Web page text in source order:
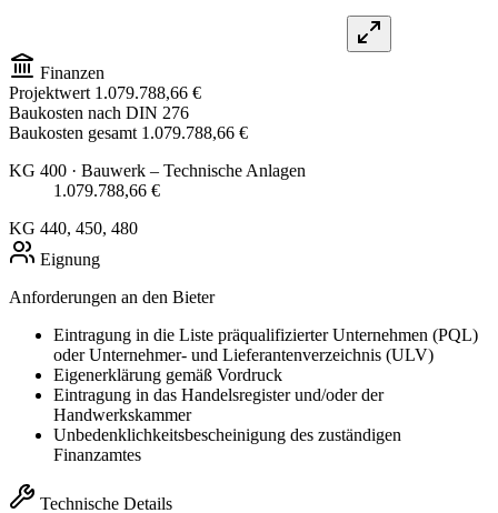
Finanzen
Projektwert 1.079.788,66 €
Baukosten nach DIN 276
Baukosten gesamt 1.079.788,66 €
KG 400 · Bauwerk – Technische Anlagen
1.079.788,66 €
KG 440, 450, 480
Eignung
Anforderungen an den Bieter
Eintragung in die Liste präqualifizierter Unternehmen (PQL)
oder Unternehmer- und Lieferantenverzeichnis (ULV)
Eigenerklärung gemäß Vordruck
Eintragung in das Handelsregister und/oder der
Handwerkskammer
Unbedenklichkeitsbescheinigung des zuständigen
Finanzamtes
Technische Details